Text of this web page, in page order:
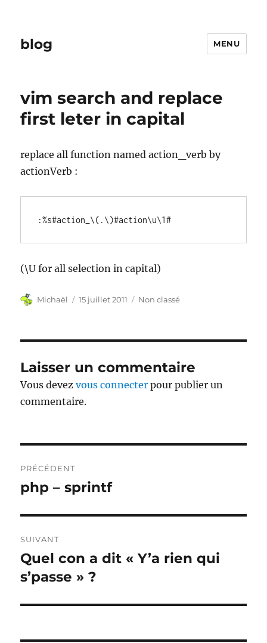
blog MENU
vim search and replace
first leter in capital
replace all function named action_verb by
actionVerb :
:%s#action_\(.\)#action\u\1#
(\U for all selection in capital)
Auteur
Michaël
Publié
15 juillet 2011 Catégories
Non classé
Laisser un commentaire
Vous devezvous connecter pour publier un
commentaire.
de
PRÉCÉDENT
Publication
php – sprintf
SUIVANT
Publication
suivante :
Quel con a dit « Y’a rien qui
s’passe » ?